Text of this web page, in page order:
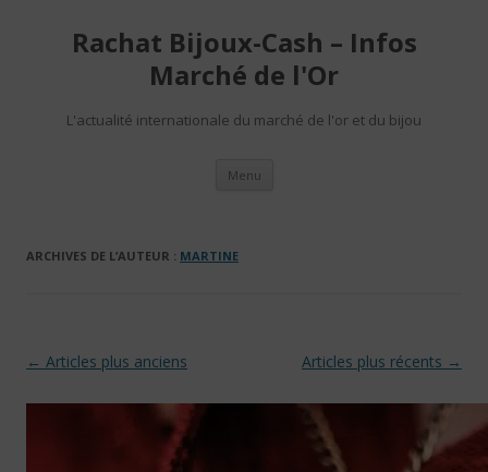
Rachat Bijoux-Cash – Infos
Marché de l'Or
L'actualité internationale du marché de l'or et du bijou
Menu
ARCHIVES DE L’AUTEUR : MARTINE
Navigation des articles
← Articles plus anciens Articles plus récents →